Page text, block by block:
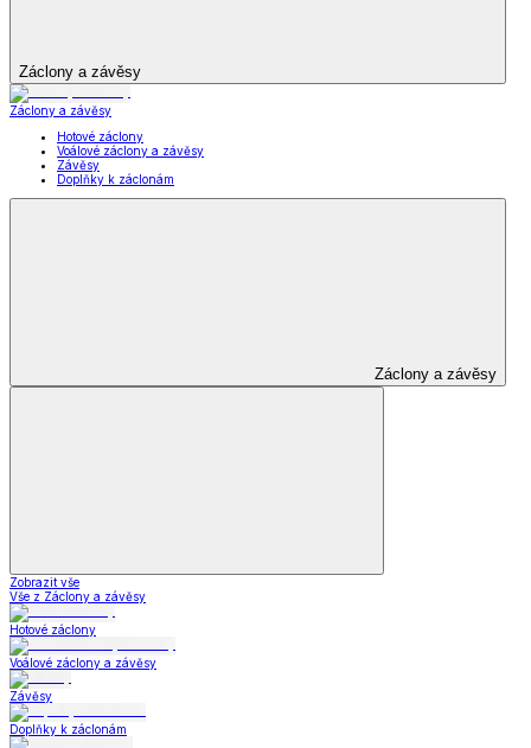
Záclony a závěsy
Záclony a závěsy
Hotové záclony
Voálové záclony a závěsy
Závěsy
Doplňky k záclonám
Záclony a závěsy
Zobrazit vše
Vše z Záclony a závěsy
Hotové záclony
Voálové záclony a závěsy
Závěsy
Doplňky k záclonám